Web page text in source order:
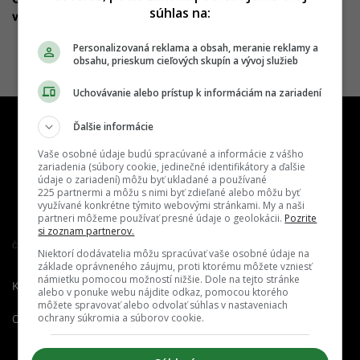
vďaka spermidínu dokážeme oddialiť starnutie
Člen združenia IAB Slovakia
Kontakt Inzercia Cenník
O nás Redakcia
chybu
súhlas na:
Personalizovaná reklama a obsah, meranie reklamy a
obsahu, prieskum cieľových skupín a vývoj služieb
Uchovávanie alebo prístup k informáciám na zariadení
Ďalšie informácie
Vaše osobné údaje budú spracúvané a informácie z vášho
zariadenia (súbory cookie, jedinečné identifikátory a ďalšie
údaje o zariadení) môžu byť ukladané a používané
225 partnermi a môžu s nimi byť zdieľané alebo môžu byť
využívané konkrétne týmito webovými stránkami. My a naši
partneri môžeme používať presné údaje o geolokácii. Pozrite
si zoznam partnerov.
Niektorí dodávatelia môžu spracúvať vaše osobné údaje na
základe oprávneného záujmu, proti ktorému môžete vzniesť
námietku pomocou možností nižšie. Dole na tejto stránke
alebo v ponuke webu nájdite odkaz, pomocou ktorého
môžete spravovať alebo odvolať súhlas v nastaveniach
ochrany súkromia a súborov cookie.